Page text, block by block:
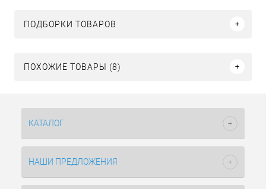
ПОДБОРКИ ТОВАРОВ
ПОХОЖИЕ ТОВАРЫ (8)
КАТАЛОГ
НАШИ ПРЕДЛОЖЕНИЯ